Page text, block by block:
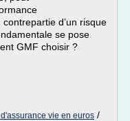
d’un risque
se pose
GMF choisir ?
vie en euros /